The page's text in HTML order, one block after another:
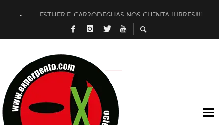
ESTHER F. CARRODEGUAS NOS CUENTA [LIBRES!!!]
[TERRA DE GUAPES] DE SANDRA MONFORT
TIMBRE 4, LA ESCUELA DEL DIRECTOR TEATRAL CLAUDIO
30 AÑOS (NO ES NADA) DE LA KATARSIS DEL TOMATAZO
MILITARES JUDÍAS EN #EXVITA
D’BALDOMEROS REINVENTAN [BITÁCORA 3.0] EN EXVITA